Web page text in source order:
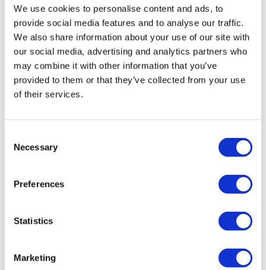
We use cookies to personalise content and ads, to
provide social media features and to analyse our traffic.
We also share information about your use of our site with
our social media, advertising and analytics partners who
may combine it with other information that you’ve
provided to them or that they’ve collected from your use
of their services.
Selection
Necessary
Preferences
Statistics
Marketing
jusqu'à l'époque victorienne en vous aventurant dans les salles des
machines atmosphériques pour découvrir les machines et les
personnes qui y ont travaillé. Fonctionnant grâce à la puissance
hydraulique, vous explorerez les machines à vapeur d'origine qui
soulevaient les bascules du pont et verrez comment ces bascules
s'élèvent encore aujourd'hui pour laisser passer les navires.
de 9h30 à 18h00
Tower Bridge, Tower Bridge Road, Londres SE1 2UP
London Bridge, Fenchurch Street ou
Métro le plus proche: